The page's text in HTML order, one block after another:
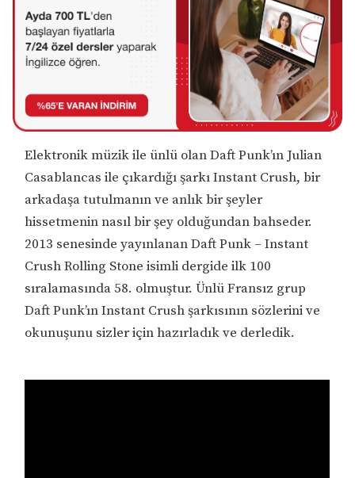
Elektronik müzik ile ünlü olan Daft Punk’ın Julian
Casablancas ile çıkardığı şarkı Instant Crush, bir
arkadaşa tutulmanın ve anlık bir şeyler
hissetmenin nasıl bir şey olduğundan bahseder.
2013 senesinde yayınlanan Daft Punk – Instant
Crush Rolling Stone isimli dergide ilk 100
sıralamasında 58. olmuştur. Ünlü Fransız grup
Daft Punk’ın Instant Crush şarkısının sözlerini ve
okunuşunu sizler için hazırladık ve derledik.